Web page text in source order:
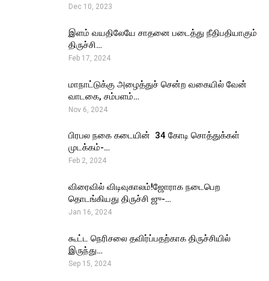
Dec 10, 2023
இளம் வயதிலேயே சாதனை படைத்து நீதிபதியாகும்
திருச்சி…
Feb 17, 2024
மாநாட்டுக்கு அழைத்துச் சென்ற வகையில் வேன்
வாடகை, சம்பளம்…
Nov 6, 2024
பிரபல நகை கடையின் ₹ 34 கோடி சொத்துக்கள்
முடக்கம்-…
Feb 2, 2024
விரைவில் விடிவுகாலம்!ஜோராக நடைபெற
தொடங்கியது திருச்சி ஜு-…
Jan 16, 2024
கூட்ட நெரிசலை தவிர்ப்பதற்காக திருச்சியில்
இருந்து…
Sep 15, 2024